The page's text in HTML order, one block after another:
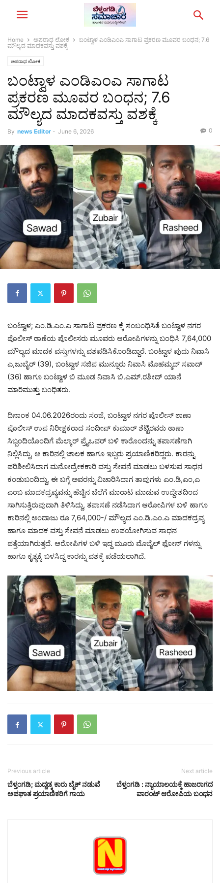
Home ಅಪರಾಧ ಲೋಕ
ಬಂಟ್ವಾಳ ಎಂಡಿಎಂಎ ಸಾಗಾಟ ಪ್ರಕರಣ ಮೂವರ ಬಂಧನ; 7.6
ಮೌಲ್ಯದ ಮಾದಕವಸ್ತು ವಶಕ್ಕೆ
ಅಪರಾಧ ಲೋಕ
ಬಂಟ್ವಾಳ ಎಂಡಿಎಂಎ ಸಾಗಾಟ
ಪ್ರಕರಣ ಮೂವರ ಬಂಧನ; 7.6
ಮೌಲ್ಯದ ಮಾದಕವಸ್ತು ವಶಕ್ಕೆ
By news Editor - June 6, 2026 0
ಬಂಟ್ವಾಳ; ಎಂ.ಡಿ.ಎಂ.ಎ ಸಾಗಾಟ ಪ್ರಕರಣ ಕ್ಕೆ ಸಂಬಂಧಿಸಿತೆ ಬಂಟ್ವಾಳ ನಗರ
ಪೊಲೀಸ್ ಠಾಣೆಯ ಪೊಲೀಸರು ಮೂವರು ಆರೋಪಿಗಳನ್ನು ಬಂಧಿಸಿ 7,64,000
ಮೌಲ್ಯದ ಮಾದಕ ವಸ್ತುಗಳನ್ನು ವಶಪಡಿಸಿಕೊಂಡಿದ್ದಾರೆ. ಬಂಟ್ವಾಳ ಪುದು ನಿವಾಸಿ
ಎ,ಜುಬೈರ್ (39), ಬಂಟ್ವಾಳ ಸಜಿಪ ಮುನ್ನೂರು ನಿವಾಸಿ ಮೊಹಮ್ಮದ್ ಸವಾದ್
(36) ಹಾಗೂ ಬಂಟ್ವಾಳ ಬಿ ಮೂಡ ನಿವಾಸಿ ಬಿ.ಎಮ್.ರಶೀದ್ ಯಾನೆ
ಮಾರಿಮುತ್ತು ಬಂಧಿತರು.
ದಿನಾಂಕ 04.06.2026ರಂದು ಸಂಜೆ, ಬಂಟ್ವಾಳ ನಗರ ಪೊಲೀಸ್ ಠಾಣಾ
ಪೊಲೀಸ್ ಉಪ ನಿರೀಕ್ಷಕರಾದ ಸಂದೀಪ್ ಕುಮಾರ್ ಶೆಟ್ಟಿರವರು ಠಾಣಾ
ಸಿಬ್ಬಂದಿಯೊಂದಿಗೆ ಮೆಲ್ಕಾರ್ ಪ್ರೈಒವರ್ ಬಳಿ ಕಾರೊಂದನ್ನು ತಪಾಸಣೆಗಾಗಿ
ನಿಲ್ಲಿಸಿದ್ದು, ಆ ಕಾರಿನಲ್ಲಿ ಚಾಲಕ ಹಾಗೂ ಇಬ್ಬರು ಪ್ರಯಾಣಿಕರಿದ್ದರು. ಕಾರನ್ನು
ಪರಿಶೀಲಿಸಿದಾಗ ಮನೋದ್ರೇಕಕಾರಿ ವಸ್ತು ಸೇವನೆ ಮಾಡಲು ಬಳಸುವ ಸಾಧನ
ಕಂಡುಬಂದಿದ್ದು, ಈ ಬಗ್ಗೆ ಅವರನ್ನು ವಿಚಾರಿಸಿದಾಗ ತಾವುಗಳು ಎಂ.ಡಿ,ಎಂ,ಎ
ಎಂಬ ಮಾದಕದ್ರವ್ಯವನ್ನು ಹೆಚ್ಚಿನ ಬೆಲೆಗೆ ಮಾರಾಟ ಮಾಡುವ ಉದ್ದೇಶದಿಂದ
ಸಾಗಿಸುತ್ತಿರುವುದಾಗಿ ತಿಳಿಸಿದ್ದು, ತಪಾಸಣೆ ನಡೆಸಿದಾಗ ಆರೋಪಿಗಳ ಬಳಿ ಹಾಗೂ
ಕಾರಿನಲ್ಲಿ ಅಂದಾಜು ರೂ 7,64,000-/ ಮೌಲ್ಯದ ಎಂ.ಡಿ.ಎಂ.ಎ ಮಾದಕದ್ರವ್ಯ
ಹಾಗೂ ಮಾದಕ ವಸ್ತು ಸೇವನೆ ಮಾಡಲು ಉಪಯೋಗಿಸುವ ಸಾಧನ
ಪತ್ತೆಯಾಗಿರುತ್ತದೆ. ಆರೋಪಿಗಳ ಬಳಿ ಇದ್ದ ಮೂರು ಮೊಬೈಲ್ ಫೋನ್ ಗಳನ್ನು
ಹಾಗೂ ಕೃತ್ಯಕ್ಕೆ ಬಳಸಿದ್ದ ಕಾರನ್ನು ವಶಕ್ಕೆ ಪಡೆಯಲಾಗಿದೆ.
Previous article
ಬೆಳ್ತಂಗಡಿ; ಮದ್ದಡ್ಕ ಕಾರು ಬೈಕ್ ನಡುವೆ
ಅಪಘಾತ ಪ್ರಯಾಣಿಕರಿಗೆ ಗಾಯ
Next article
ಬೆಳ್ತಂಗಡಿ : ನ್ಯಾಯಾಲಯಕ್ಕೆ ಹಾಜರಾಗದ
ವಾರಂಟ್ ಆರೋಪಿಯ ಬಂಧನ